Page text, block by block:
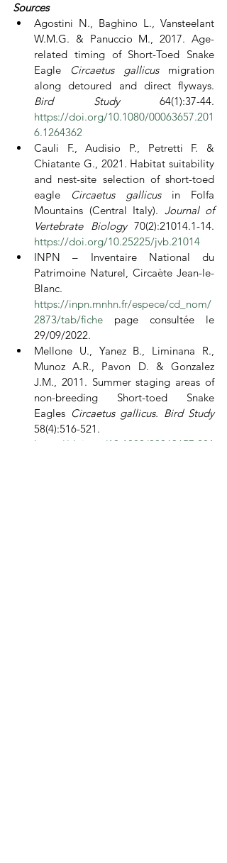
Sources
Agostini N., Baghino L., Vansteelant
W.M.G. & Panuccio M., 2017. Age-
related timing of Short-Toed Snake
Eagle
Circaetus gallicus migration
Bird Study
https://doi.org/10.1080/00063657.201
6.1264362
Cauli F., Audisio P., Petretti F. &
Chiatante G., 2021. Habitat suitability
and nest-site selection of short-toed
eagle
Circaetus gallicus in Folfa
Mountains (Central Italy). Journal of
Vertebrate Biology
https://doi.org/10.25225/jvb.21014
INPN – Inventaire National du
Patrimoine Naturel, Circaète Jean-le-
https://inpn.mnhn.fr/espece/cd_nom/
2873/tab/fiche page consultée le
29/09/2022.
Mellone U., Yanez B., Liminana R.,
Munoz A.R., Pavon D. & Gonzalez
J.M., 2011. Summer staging areas of
non-breeding Short-toed Snake
Eagles
Circaetus gallicus. Bird Study
https://doi.org/10.1080/00063657.201